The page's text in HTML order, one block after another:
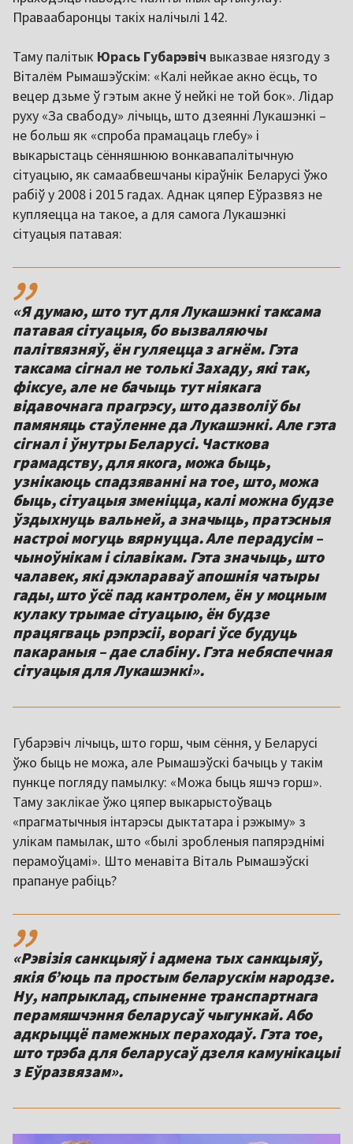
Праваабаронцы такіх налічылі 142.
Таму палітык Юрась Губарэвіч выказвае нязгоду з
Віталём Рымашэўскім: «Калі нейкае акно ёсць, то
вецер дзьме ў гэтым акне ў нейкі не той бок». Лідар
руху «За свабоду» лічыць, што дзеянні Лукашэнкі –
не больш як «спроба прамацаць глебу» і
выкарыстаць сённяшнюю вонкавапалітычную
сітуацыю, як самаабвешчаны кіраўнік Беларусі ўжо
рабіў у 2008 і 2015 гадах. Аднак цяпер Еўразвяз не
купляецца на такое, а для самога Лукашэнкі
сітуацыя патавая:
,,
«Я думаю, што тут для Лукашэнкі таксама
патавая сітуацыя, бо вызваляючы
палітвязняў, ён гуляецца з агнём. Гэта
таксама сігнал не толькі Захаду, які так,
фіксуе, але не бачыць тут ніякага
відавочнага прагрэсу, што дазволіў бы
памяняць стаўленне да Лукашэнкі. Але гэта
сігнал і ўнутры Беларусі. Часткова
грамадству, для якога, можа быць,
узнікаюць спадзяванні на тое, што, можа
быць, сітуацыя зменіцца, калі можна будзе
ўздыхнуць вальней, а значыць, пратэсныя
настроі могуць вярнуцца. Але перадусім –
чыноўнікам і сілавікам. Гэта значыць, што
чалавек, які дэклараваў апошнія чатыры
гады, што ўсё пад кантролем, ён у моцным
кулаку трымае сітуацыю, ён будзе
працягваць рэпрэсіі, ворагі ўсе будуць
пакараныя – дае слабіну. Гэта небяспечная
сітуацыя для Лукашэнкі».
Губарэвіч лічыць, што горш, чым сёння, у Беларусі
ўжо быць не можа, але Рымашэўскі бачыць у такім
пункце погляду памылку: «Можа быць яшчэ горш».
Таму заклікае ўжо цяпер выкарыстоўваць
«прагматычныя інтарэсы дыктатара і рэжыму» з
улікам памылак, што «былі зробленыя папярэднімі
перамоўцамі». Што менавіта Віталь Рымашэўскі
прапануе рабіць?
,,
«Рэвізія санкцыяў і адмена тых санкцыяў,
якія б’юць па простым беларускім народзе.
Ну, напрыклад, спыненне транспартнага
перамяшчэння беларусаў чыгункай. Або
адкрыццё памежных пераходаў. Гэта тое,
што трэба для беларусаў дзеля камунікацыі
з Еўразвязам».